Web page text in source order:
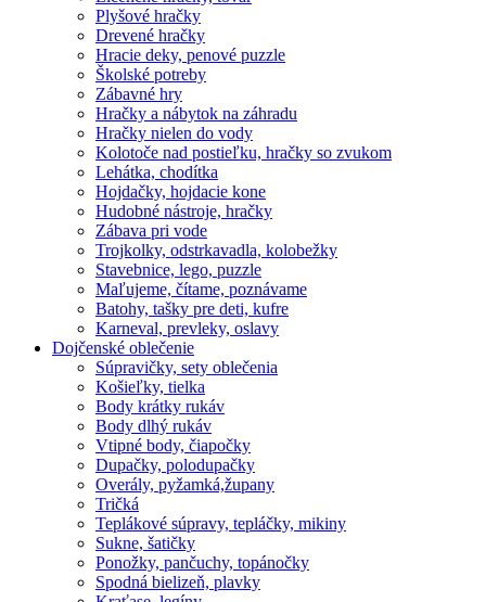
Plyšové hračky
Drevené hračky
Hracie deky, penové puzzle
Školské potreby
Zábavné hry
Hračky a nábytok na záhradu
Hračky nielen do vody
Kolotoče nad postieľku, hračky so zvukom
Lehátka, chodítka
Hojdačky, hojdacie kone
Hudobné nástroje, hračky
Zábava pri vode
Trojkolky, odstrkavadla, kolobežky
Stavebnice, lego, puzzle
Maľujeme, čítame, poznávame
Batohy, tašky pre deti, kufre
Karneval, prevleky, oslavy
Dojčenské oblečenie
Súpravičky, sety oblečenia
Košieľky, tielka
Body krátky rukáv
Body dlhý rukáv
Vtipné body, čiapočky
Dupačky, polodupačky
Overály, pyžamká,župany
Tričká
Teplákové súpravy, tepláčky, mikiny
Sukne, šatičky
Ponožky, pančuchy, topánočky
Spodná bielizeň, plavky